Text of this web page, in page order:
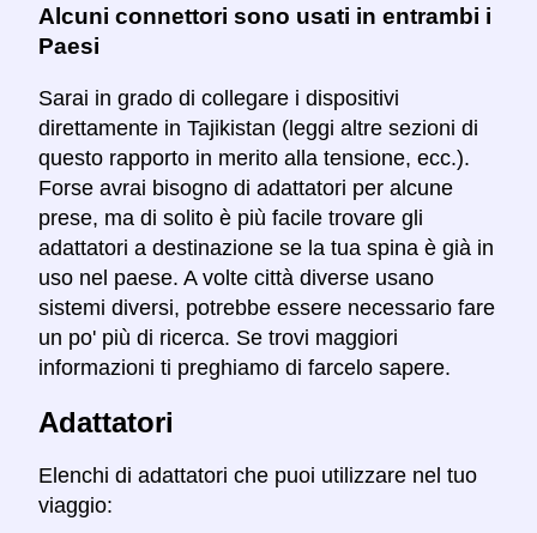
Alcuni connettori sono usati in entrambi i
Paesi
Sarai in grado di collegare i dispositivi
direttamente in Tajikistan (leggi altre sezioni di
questo rapporto in merito alla tensione, ecc.).
Forse avrai bisogno di adattatori per alcune
prese, ma di solito è più facile trovare gli
adattatori a destinazione se la tua spina è già in
uso nel paese. A volte città diverse usano
sistemi diversi, potrebbe essere necessario fare
un po' più di ricerca. Se trovi maggiori
informazioni ti preghiamo di farcelo sapere.
Adattatori
Elenchi di adattatori che puoi utilizzare nel tuo
viaggio: